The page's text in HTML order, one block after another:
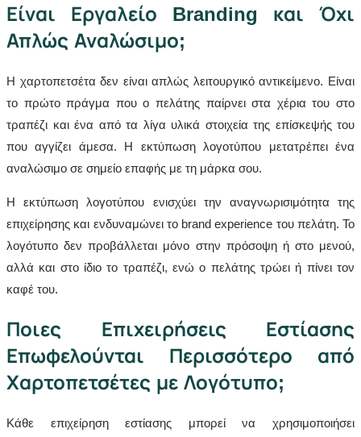
Είναι Εργαλείο Branding και Όχι
Απλώς Αναλώσιμο;
Η χαρτοπετσέτα δεν είναι απλώς λειτουργικό αντικείμενο. Είναι
το πρώτο πράγμα που ο πελάτης παίρνει στα χέρια του στο
τραπέζι και ένα από τα λίγα υλικά στοιχεία της επίσκεψής του
που αγγίζει άμεσα. Η εκτύπωση λογοτύπου μετατρέπει ένα
αναλώσιμο σε σημείο επαφής με τη μάρκα σου.
Η εκτύπωση λογοτύπου ενισχύει την αναγνωρισιμότητα της
επιχείρησης και ενδυναμώνει το brand experience του πελάτη. Το
λογότυπο δεν προβάλλεται μόνο στην πρόσοψη ή στο μενού,
αλλά και στο ίδιο το τραπέζι, ενώ ο πελάτης τρώει ή πίνει τον
καφέ του.
Ποιες Επιχειρήσεις Εστίασης
Επωφελούνται Περισσότερο από
Χαρτοπετσέτες με Λογότυπο;
Κάθε επιχείρηση εστίασης μπορεί να χρησιμοποιήσει